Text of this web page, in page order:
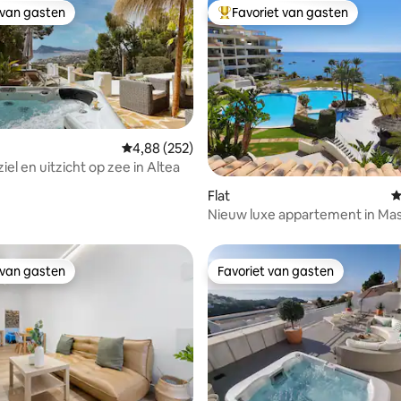
4,88 op 5, 145 recensies
gasten
gasten
Gemiddelde beoordeling van 4,88 op 5, 252
4,88 (252)
en uitzicht op zee in Altea
Topfavoriet van gasten
Favoriet van gasten
Flat
Nieuw luxe appartement in
gasten
gasten Favoriet van gasten
Favoriet van gasten